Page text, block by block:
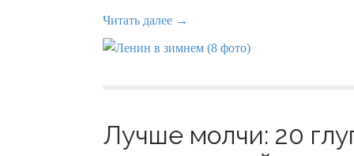
Читать далее →
Лучше молчи: 20